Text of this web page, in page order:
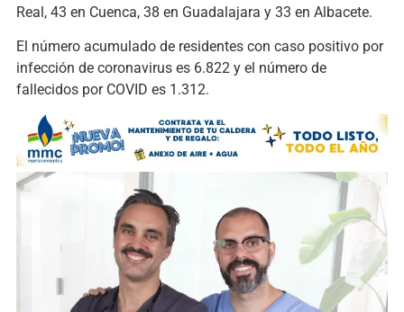
Real, 43 en Cuenca, 38 en Guadalajara y 33 en Albacete.
El número acumulado de residentes con caso positivo por
infección de coronavirus es 6.822 y el número de
fallecidos por COVID es 1.312.